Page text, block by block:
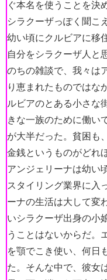
ぐ本名を使うことを決
シラクーザっぽく聞こ
幼い頃にクルビアに移
自分をシラクーザ人と
のちの雑談で、我々は
り恵まれたものではな
ルビアのとある小さな
きな一族のために働い
が大半だった。貧困も
金銭というものがどれ
アンジェリーナは幼い
スタイリング業界に入
ーナの生活は大して変
いシラクーザ出身の小
うことはないからだ。
を顎でこき使い、何日
た。そんな中で、彼女